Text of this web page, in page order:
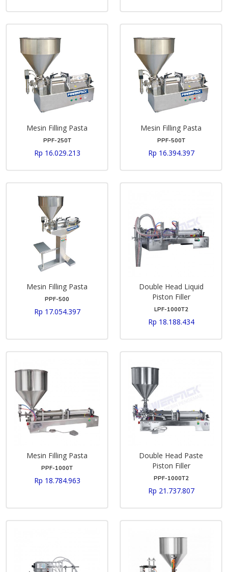
Mesin Filling Pasta
PPF-250T
Rp 16.029.213
Mesin Filling Pasta
PPF-500T
Rp 16.394.397
Mesin Filling Pasta
PPF-500
Rp 17.054.397
Double Head Liquid
Piston Filler
LPF-1000T2
Rp 18.188.434
Mesin Filling Pasta
PPF-1000T
Rp 18.784.963
Double Head Paste
Piston Filler
PPF-1000T2
Rp 21.737.807